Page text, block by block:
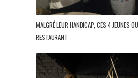
MALGRÉ LEUR HANDICAP, CES 4 JEUNES
RESTAURANT